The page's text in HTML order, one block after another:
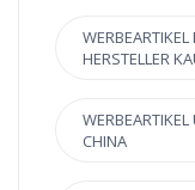
WERBEARTIKEL
ERSTELLER
CHINA